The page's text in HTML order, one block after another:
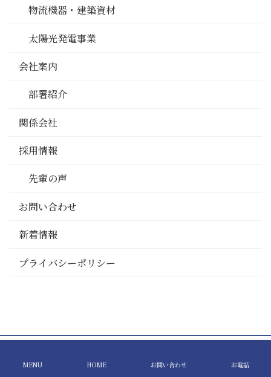
物流機器・建築資材
太陽光発電事業
会社案内
部署紹介
関係会社
採用情報
先輩の声
お問い合わせ
新着情報
プライバシーポリシー
MENU HOME お問い合わせ お電話